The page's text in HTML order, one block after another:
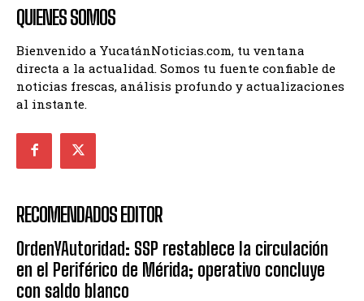
QUIENES SOMOS
Bienvenido a YucatánNoticias.com, tu ventana
directa a la actualidad. Somos tu fuente confiable de
noticias frescas, análisis profundo y actualizaciones
al instante.
RECOMENDADOS EDITOR
OrdenYAutoridad: SSP restablece la circulación
en el Periférico de Mérida; operativo concluye
con saldo blanco